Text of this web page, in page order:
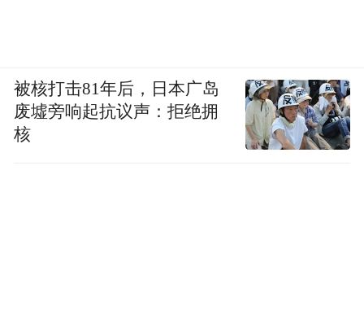
被核打击81年后，日本广岛
废墟旁响起抗议声：拒绝拥
核